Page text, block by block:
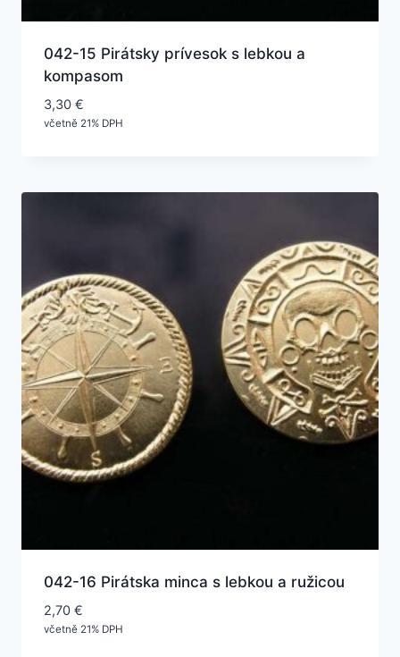
042-15 Pirátsky prívesok s lebkou a
kompasom
3,30 €
včetně 21% DPH
042-16 Pirátska minca s lebkou a ružicou
2,70 €
včetně 21% DPH